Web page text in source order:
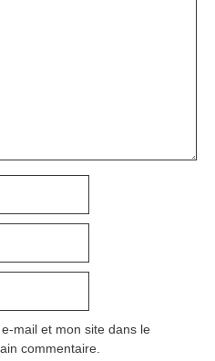
mail et mon site dans le
commentaire.